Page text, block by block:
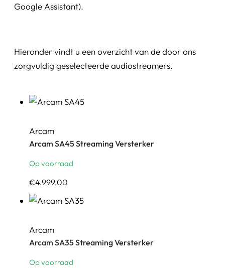
Google Assistant).
Hieronder vindt u een overzicht van de door ons
zorgvuldig geselecteerde audiostreamers.
Arcam
Arcam SA45 Streaming Versterker
Op voorraad
€4.999,00
Arcam
Arcam SA35 Streaming Versterker
Op voorraad